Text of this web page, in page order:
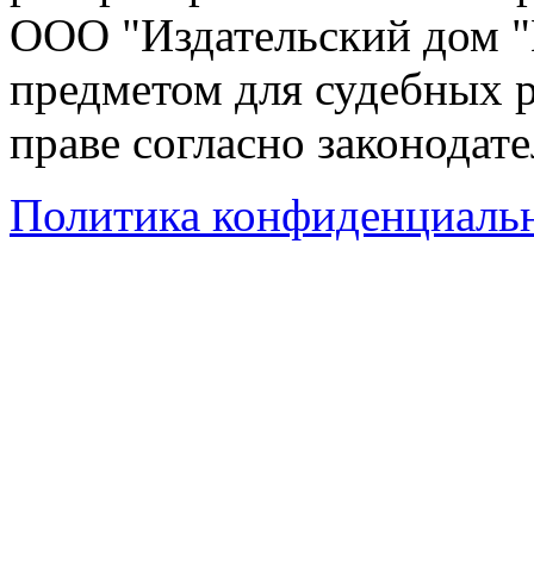
ООО "Издательский дом
предметом для судебных
праве согласно
Политика